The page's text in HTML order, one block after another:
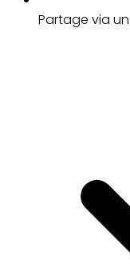
Partage via